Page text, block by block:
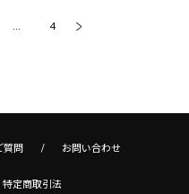
... 4
質問 お問い合わせ
特定商取引法